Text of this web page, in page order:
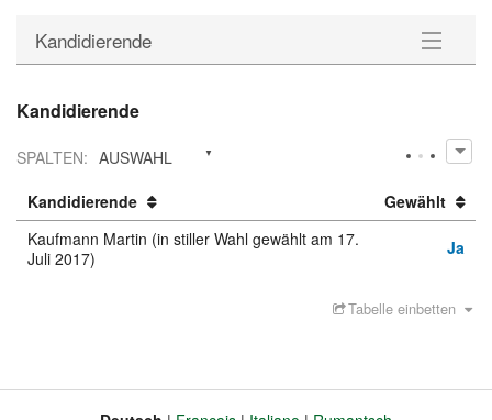
Kandidierende
Downloads
Kandidierende
SPALTEN: AUSWAHL
Kandidierende
Gewählt
Kaufmann Martin (in stiller Wahl gewählt am 17.
Juli 2017)
Ja
Tabelle einbetten